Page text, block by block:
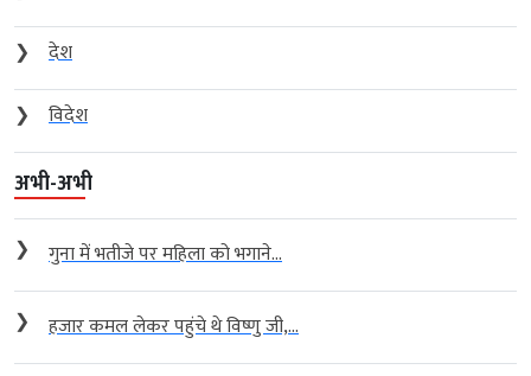
❯
देश
❯
विदेश
अभी-अभी
❯ गुना में भतीजे पर महिला को भगाने...
❯ हजार कमल लेकर पहुंचे थे विष्णु जी,...